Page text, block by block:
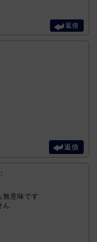
返信
返信
無意味です
ん